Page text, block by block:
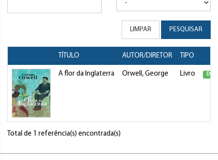
LIMPAR PESQUISAR
TÍTULO AUTOR/DIRETOR TIPO
A flor da Inglaterra Orwell, George Livro
Total de 1 referência(s) encontrada(s)